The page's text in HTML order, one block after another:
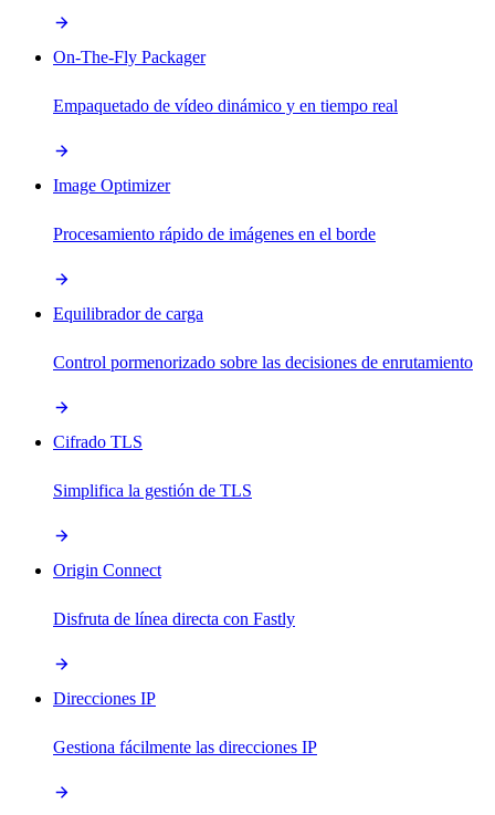
On-The-Fly Packager
Empaquetado de vídeo dinámico y en tiempo real
Image Optimizer
Procesamiento rápido de imágenes en el borde
Equilibrador de carga
Control pormenorizado sobre las decisiones de enrutamiento
Cifrado TLS
Simplifica la gestión de TLS
Origin Connect
Disfruta de línea directa con Fastly
Direcciones IP
Gestiona fácilmente las direcciones IP